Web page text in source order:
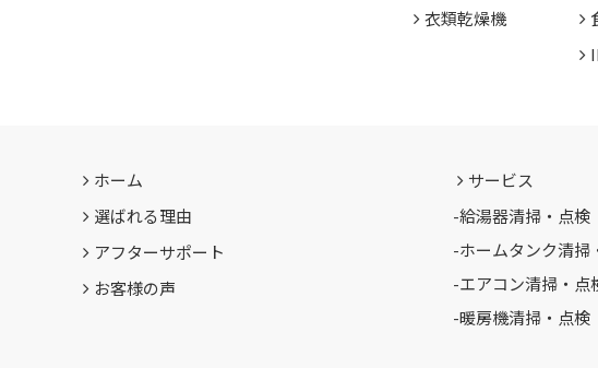
衣類乾燥機
ホーム
選ばれる理由
アフターサポート
お客様の声
サービス
-給湯器清掃・点検
-ホームタンク清掃
-エアコン清掃・点
-暖房機清掃・点検